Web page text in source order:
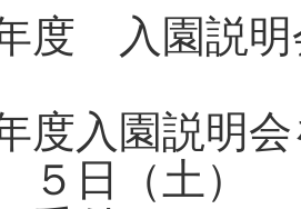
度 入園説明
度入園説明
５日（土